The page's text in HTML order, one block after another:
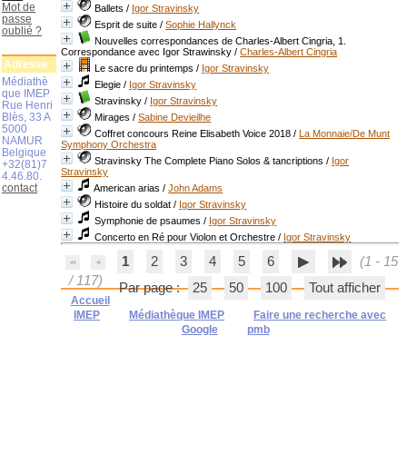
Ballets / Igor Stravinsky
Esprit de suite /Sophie Hallynck
Nouvelles correspondances de Charles-Albert Cingria, 1.
Correspondance avec Igor Strawinsky /Charles-Albert Cingria
Le sacre du printemps / Igor Stravinsky
Elegie / Igor Stravinsky
Stravinsky / Igor Stravinsky
Mirages /Sabine Devieilhe
Coffret concours Reine Elisabeth Voice 2018 /La Monnaie/De Munt
Symphony Orchestra
Stravinsky The Complete Piano Solos & tancriptions / Igor
Stravinsky
American arias /John Adams
Histoire du soldat / Igor Stravinsky
Symphonie de psaumes / Igor Stravinsky
Concerto en Ré pour Violon et Orchestre / Igor Stravinsky
1 2 3 4 5 6
(1 - 15
/ 117)
Par page : 25 50 100 Tout afficher
Accueil
IMEP
Médiathèque IMEP
Faire une recherche avec
Google
pmb
Mot de
passe
oublié ?
Adresse
Médiathè
que IMEP
Rue Henri
Blès, 33 A
5000
NAMUR
Belgique
+32(81)7
4.46.80.
contact